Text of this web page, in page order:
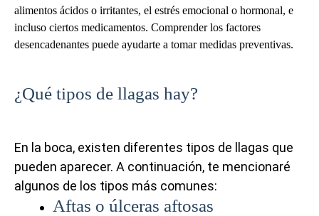
alimentos ácidos o irritantes, el estrés emocional o hormonal, e
incluso ciertos medicamentos. Comprender los factores
desencadenantes puede ayudarte a tomar medidas preventivas.
¿Qué tipos de llagas hay?
En la boca, existen diferentes tipos de llagas que
pueden aparecer. A continuación, te mencionaré
algunos de los tipos más comunes:
Aftas o úlceras aftosas